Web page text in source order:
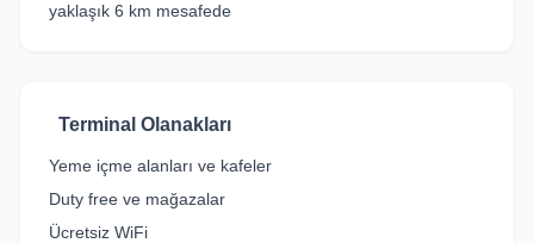
yaklaşık 6 km mesafede
Terminal Olanakları
Yeme içme alanları ve kafeler
Duty free ve mağazalar
Ücretsiz WiFi